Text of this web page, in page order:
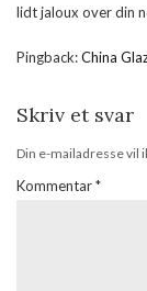
lidt jaloux over din
Pingback:China
Skriv et svar
Din e-mailadresse vil
Kommentar*